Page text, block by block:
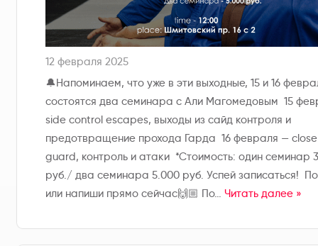
12 февраля 2025
🔔Напоминаем, что уже в эти выходные, 15 и 16
состоятся два семинара с Али Магомедовым 15
side control escapes, выходы из сайд контроля и
предотвращение прохода Гарда 16 февраля — close
guard, контроль и атаки *Стоимость: один семинар
руб./ два семинара 5.000 руб. Успей записаться!
или напиши прямо сейчас🙌🏼 По… Читать далее »